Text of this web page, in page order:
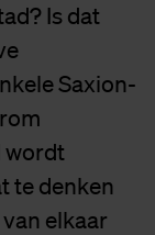
Is dat
Saxion-
wordt
te denken
elkaar